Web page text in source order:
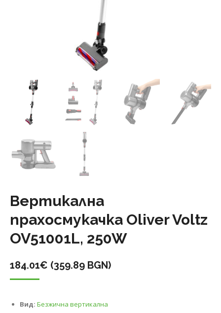
Вертикална
прахосмукачка Oliver Voltz
OV51001L, 250W
184.01€ (359.89 BGN)
Вид: Безжична вертикална